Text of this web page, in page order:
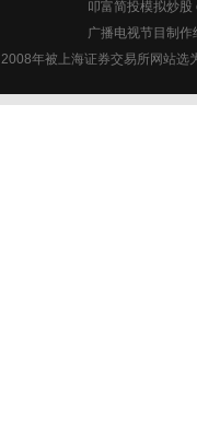
叩富简投模拟炒
广播电视节目制
2008年被上海证券交易所网站选